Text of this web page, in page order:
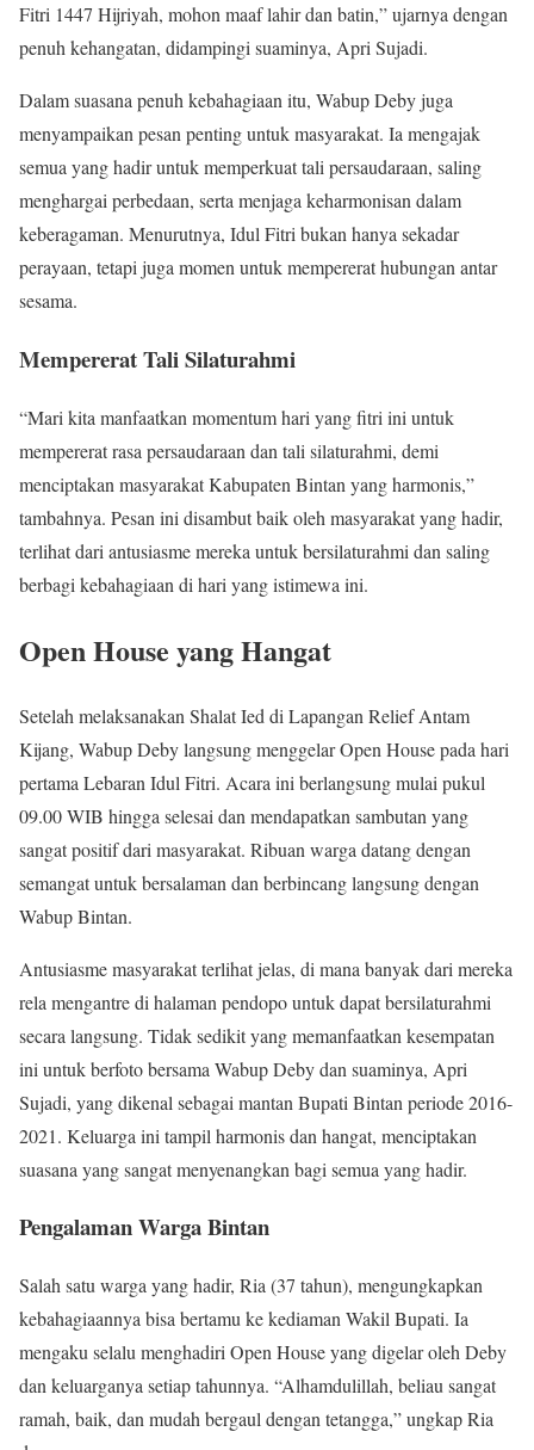
Fitri 1447 Hijriyah, mohon maaf lahir dan batin,” ujarnya dengan
penuh kehangatan, didampingi suaminya, Apri Sujadi.
Dalam suasana penuh kebahagiaan itu, Wabup Deby juga
menyampaikan pesan penting untuk masyarakat. Ia mengajak
semua yang hadir untuk memperkuat tali persaudaraan, saling
menghargai perbedaan, serta menjaga keharmonisan dalam
keberagaman. Menurutnya, Idul Fitri bukan hanya sekadar
perayaan, tetapi juga momen untuk mempererat hubungan antar
sesama.
Mempererat Tali Silaturahmi
“Mari kita manfaatkan momentum hari yang fitri ini untuk
mempererat rasa persaudaraan dan tali silaturahmi, demi
menciptakan masyarakat Kabupaten Bintan yang harmonis,”
tambahnya. Pesan ini disambut baik oleh masyarakat yang hadir,
terlihat dari antusiasme mereka untuk bersilaturahmi dan saling
berbagi kebahagiaan di hari yang istimewa ini.
Open House yang Hangat
Setelah melaksanakan Shalat Ied di Lapangan Relief Antam
Kijang, Wabup Deby langsung menggelar Open House pada hari
pertama Lebaran Idul Fitri. Acara ini berlangsung mulai pukul
09.00 WIB hingga selesai dan mendapatkan sambutan yang
sangat positif dari masyarakat. Ribuan warga datang dengan
semangat untuk bersalaman dan berbincang langsung dengan
Wabup Bintan.
Antusiasme masyarakat terlihat jelas, di mana banyak dari mereka
rela mengantre di halaman pendopo untuk dapat bersilaturahmi
secara langsung. Tidak sedikit yang memanfaatkan kesempatan
ini untuk berfoto bersama Wabup Deby dan suaminya, Apri
Sujadi, yang dikenal sebagai mantan Bupati Bintan periode 2016-
2021. Keluarga ini tampil harmonis dan hangat, menciptakan
suasana yang sangat menyenangkan bagi semua yang hadir.
Pengalaman Warga Bintan
Salah satu warga yang hadir, Ria (37 tahun), mengungkapkan
kebahagiaannya bisa bertamu ke kediaman Wakil Bupati. Ia
mengaku selalu menghadiri Open House yang digelar oleh Deby
dan keluarganya setiap tahunnya. “Alhamdulillah, beliau sangat
ramah, baik, dan mudah bergaul dengan tetangga,” ungkap Ria